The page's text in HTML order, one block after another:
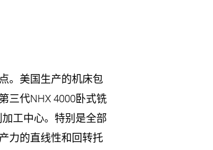
。美国生产的机床包
三代NHX 4000卧式铣
工中心。特别是全部
力的直线性和回转托